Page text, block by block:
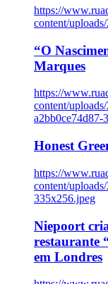
https://
content/
“O
Marques
https://
content/
a2bb0ce74d87-
Honest
https://
content/
335x256.jpeg
Niepoort
restaurante
em Londres